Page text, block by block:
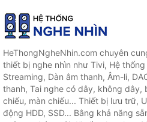
Giờ, Âm Thanh ACS 360° -
Hàng nhập khẩu
HeThongNgheNhin.com chuyên
thiết bị nghe nhìn như Tivi, Hệ
Streaming, Dàn âm thanh, Âm-li,
thanh, Tai nghe có dây, không dây,
chiếu, màn chiếu... Thiết bị lưu trữ,
động HDD, SSD... Bằng khả năng